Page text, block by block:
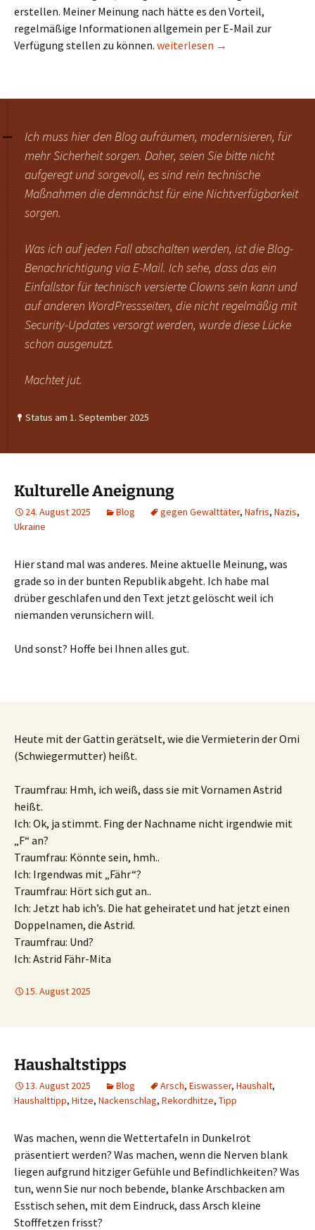
erstellen. Meiner Meinung nach hätte es den Vorteil,
regelmäßige Informationen allgemein per E-Mail zur
Verfügung stellen zu können. Verwunderung bei der Mailing-
weiterlesen →
Ich muss hier den Blog aufräumen, modernisieren, für
mehr Sicherheit sorgen. Daher, seien Sie bitte nicht
aufgeregt und sorgevoll, es sind rein technische
Maßnahmen die demnächst für eine Nichtverfügbarkeit
sorgen.
Was ich auf jeden Fall abschalten werden, ist die Blog-
Benachrichtigung via E-Mail. Ich sehe, dass das ein
Einfallstor für technisch versierte Clowns sein kann und
auf anderen WordPressseiten, die nicht regelmäßig mit
Security-Updates versorgt werden, wurde diese Lücke
schon ausgenutzt.
Machtet jut.
Status am 1. September 2025
Kulturelle Aneignung
24. August 2025 Blog gegen Gewalttäter, Nafris, Nazis,
Ukraine
Hier stand mal was anderes. Meine aktuelle Meinung, was
grade so in der bunten Republik abgeht. Ich habe mal
drüber geschlafen und den Text jetzt gelöscht weil ich
niemanden verunsichern will.
Und sonst? Hoffe bei Ihnen alles gut.
Heute mit der Gattin gerätselt, wie die Vermieterin der Omi
(Schwiegermutter) heißt.
Traumfrau: Hmh, ich weiß, dass sie mit Vornamen Astrid
heißt.
Ich: Ok, ja stimmt. Fing der Nachname nicht irgendwie mit
„F“ an?
Traumfrau: Könnte sein, hmh..
Ich: Irgendwas mit „Fähr“?
Traumfrau: Hört sich gut an..
Ich: Jetzt hab ich’s. Die hat geheiratet und hat jetzt einen
Doppelnamen, die Astrid.
Traumfrau: Und?
Ich: Astrid Fähr-Mita
15. August 2025
Haushaltstipps
13. August 2025 Blog Arsch, Eiswasser, Haushalt,
Haushalttipp, Hitze, Nackenschlag, Rekordhitze, Tipp
Was machen, wenn die Wettertafeln in Dunkelrot
präsentiert werden? Was machen, wenn die Nerven blank
liegen aufgrund hitziger Gefühle und Befindlichkeiten? Was
tun, wenn Sie nur noch bebende, blanke Arschbacken am
Esstisch sehen, mit dem Eindruck, dass Arsch kleine
Stofffetzen frisst?